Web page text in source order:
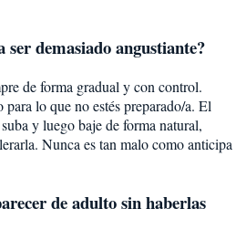
ser demasiado angustiante?
de forma gradual y con control.
lo que no estés preparado/a. El
y luego baje de forma natural,
Nunca es tan malo como anticipa
de adulto sin haberlas